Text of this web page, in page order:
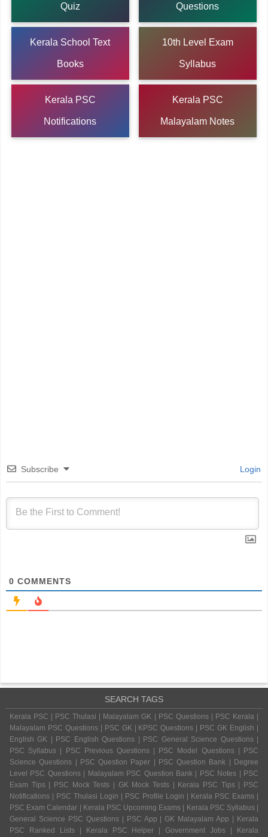
Quiz Questions
Kerala School Text
Books
10th Level Exam
Syllabus
Kerala PSC
Notifications
Kerala PSC
Malayalam Notes
Subscribe Login
0 COMMENTS
SEARCH TAGS
Kerala PSC | PSC Thulasi | Malayalam GK | PSC Questions | PSC Kerala |
Malayalam PSC Questions | PSC GK | KPSC Questions | PSC GK English |
English GK | PSC English Questions | PSC General Science Questions |
PSC Syllabus | PSC Previous Questions | PSC Model Questions | PSC
Science Questions | PSC Question Paper | PSC Question Bank | Degree
Level PSC Questions | Malayalam PSC Question Bank | PSC Notes | PSC
Exam Tips | PSC Mock Tests | GK Mock Tests | Kerala PSC Tips | PSC
Notifications | PSC Thulasi Login | PSC Profile Login | Kerala PSC Exams |
PSC Exam Calendar | Kerala PSC Upcoming Exams | Kerala PSC Syllabus |
General Science PSC Questions | PSC App | GK Malayalam App | Kerala
PSC Ranked Lists | Kerala PSC Helper | Government Jobs | Kerala